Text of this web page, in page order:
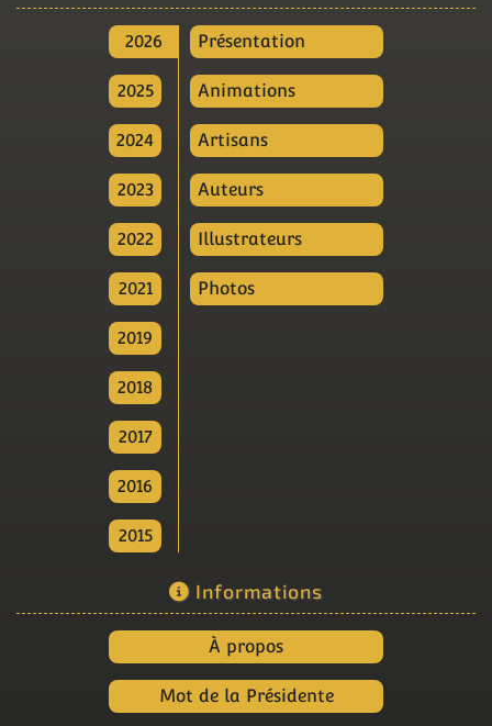
2026
2025
2024
2023
2022
2021
2019
2018
2017
2016
2015
Présentation
Animations
Artisans
Auteurs
Illustrateurs
Photos
Informations
À propos
Mot de la Présidente